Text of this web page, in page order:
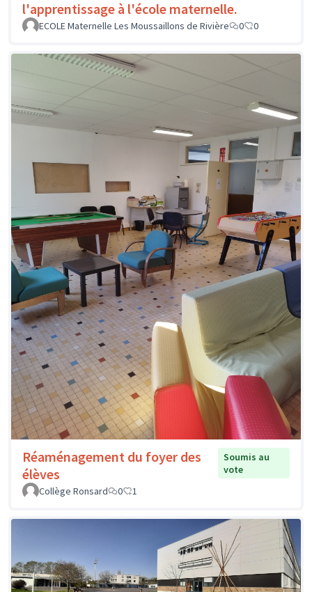
l'apprentissage à l'école maternelle.
ECOLE Maternelle Les Moussaillons de Rivière 0 0
Réaménagement du foyer des
élèves
Soumis au
vote
Collège Ronsard
0 1